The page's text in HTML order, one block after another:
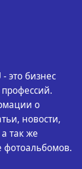
это бизнес
о
новости,
так же